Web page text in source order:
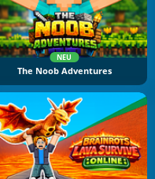
NEU
The Noob Adventures